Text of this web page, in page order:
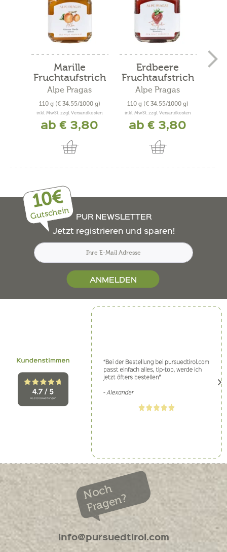
Marille
Fruchtaufstrich
Alpe Pragas
110 g (€ 34,55/1000 g)
inkl. MwSt. zzgl. Versandkosten
ab € 3,80
Erdbeere
Fruchtaufstrich
Alpe Pragas
110 g (€ 34,55/1000 g)
inkl. MwSt. zzgl. Versandkosten
ab € 3,80
10€
Gutschein
PUR NEWSLETTER
Jetzt registrieren und sparen!
ANMELDEN
Noch
Fragen?
info@pursuedtirol.com